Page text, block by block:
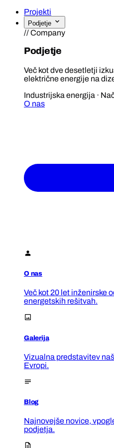
Projekti
Podjetje
// Company
Podjetje
Več kot dve desetletji
električne energije na
Industrijska energija ·
O nas
O nas
Več kot 20 let inženirske
energetskih rešitvah.
Galerija
Vizualna predstavitev
Evropi.
Blog
Najnovejše novice,
podjetja.